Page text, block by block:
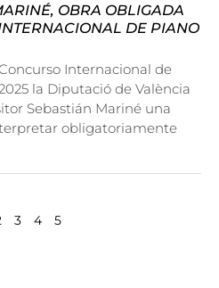
OBRA OBLIGADA
DE PIANO
Internacional de
la Diputació de València
Sebastián Mariné una
obligatoriamente
3 4 5